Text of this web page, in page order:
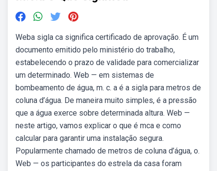
Weba sigla ca significa certificado de aprovação. É um
documento emitido pelo ministério do trabalho,
estabelecendo o prazo de validade para comercializar
um determinado. Web — em sistemas de
bombeamento de água, m. c. a é a sigla para metros de
coluna d’água. De maneira muito simples, é a pressão
que a água exerce sobre determinada altura. Web —
neste artigo, vamos explicar o que é mca e como
calcular para garantir uma instalação segura.
Popularmente chamado de metros de coluna d’água, o.
Web — os participantes do estrela da casa foram